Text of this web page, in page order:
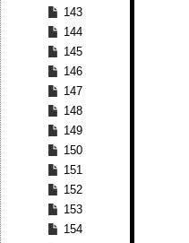
143
144
145
146
147
148
149
150
151
152
153
154